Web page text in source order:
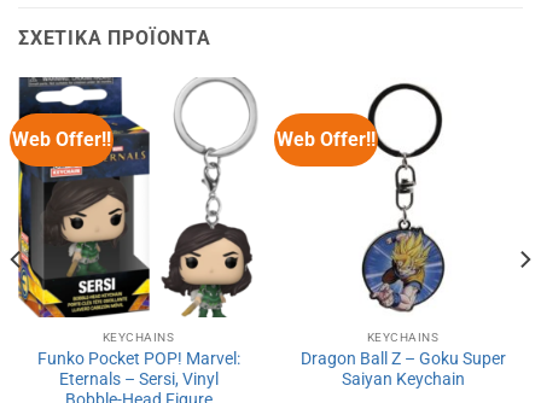
ΣΧΕΤΙΚΆ ΠΡΟΪΌΝΤΑ
Web Offer!!
KEYCHAINS
Funko Pocket POP! Marvel:
Eternals – Sersi, Vinyl
Bobble-Head Figure
Web Offer!!
KEYCHAINS
Dragon Ball Z – Goku Super
Saiyan Keychain